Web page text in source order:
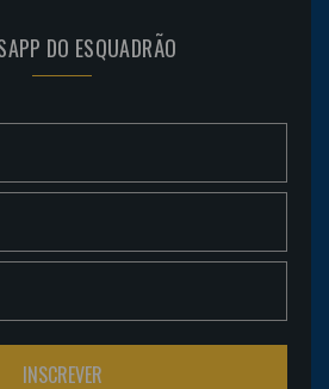
DO ESQUADRÃO